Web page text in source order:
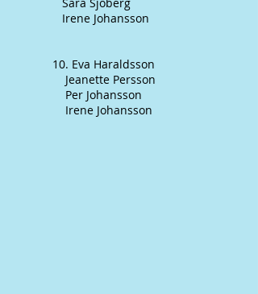
Irene Johansson
10. Eva Haraldsson
Jeanette Persson
Per Johansson
Irene Johansson